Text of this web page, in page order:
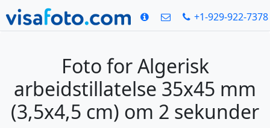
+1-929-922-7378
Foto for Algerisk
arbeidstillatelse 35x45 mm
(3,5x4,5 cm) om 2 sekunder